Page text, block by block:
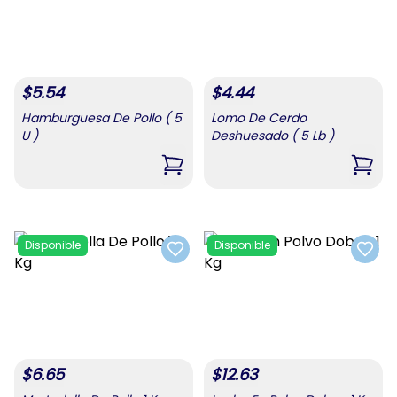
$5.54
Hamburguesa De Pollo ( 5
U )
,Hamburguesa De Pollo ( 5 U )
$4.44
Lomo De Cerdo
Deshuesado ( 5 Lb )
,
Add to favorites
Disponible
$6.65
Add
Disponible
$12.63